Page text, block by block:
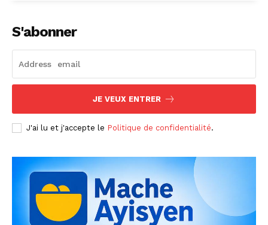
S'abonner
JE VEUX ENTRER
J'ai lu et j'accepte le Politique de confidentialité.